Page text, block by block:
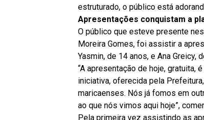
estruturado, o público está
Apresentações conquistam a
O público que esteve presente
Moreira Gomes, foi assistir a
Yasmin, de 14 anos, e Ana Greicy,
“A apresentação de hoje, gratuita,
iniciativa, oferecida pela
maricaenses. Nós já fomos em
ao que nós vimos aqui hoje”,
Pela primeira vez assistindo as